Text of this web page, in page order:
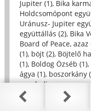
Jupiter (1), Bika
Holdcsomópont
Uránusz- Jupiter
együttállás (2), Bika
Board of Peace, azaz
(1), böjt (2), Böjtelő
(1), Boldog Özséb (1),
ágya (1), boszorkány
paschalis magnus -
computus, (1),Covid,
hagyománya (1)